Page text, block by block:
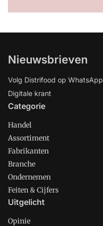
Nieuwsbrieven
Volg Distrifood op WhatsApp
Digitale krant
Categorie
Handel
Assortiment
Fabrikanten
Branche
Ondernemen
Feiten & Cijfers
Uitgelicht
Opinie